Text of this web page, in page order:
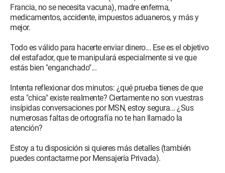
Francia, no se necesita vacuna), madre enferma,
medicamentos, accidente, impuestos aduaneros, y más y
mejor.
Todo es válido para hacerte enviar dinero... Ese es el objetivo
del estafador, que te manipulará especialmente si ve que
estás bien "enganchado"...
Intenta reflexionar dos minutos: ¿qué prueba tienes de que
esta "chica" existe realmente? Ciertamente no son vuestras
insípidas conversaciones por MSN, estoy segura... ¿Sus
numerosas faltas de ortografía no te han llamado la
atención?
Estoy a tu disposición si quieres más detalles (también
puedes contactarme por Mensajería Privada).